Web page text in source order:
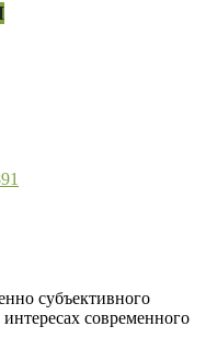
субъективного
современного